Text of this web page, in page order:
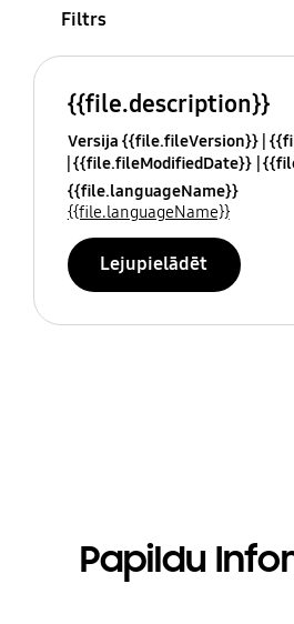
Filtrs
{{file.description}}
Versija {{file.fileVersion}}
{{file.fileModifiedDate}}
{{file.languageName}}
{{file.languageName}}
Lejupielādēt
Papildu